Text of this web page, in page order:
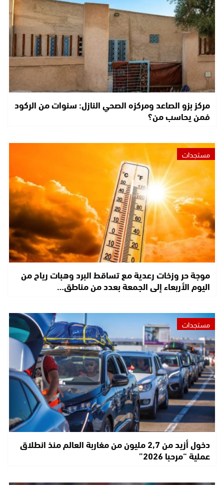
مركز بزو الصاعد ومركزه الصحي النازل: سنوات من الركود
فمن يحاسب من؟
مستجدات
موجة حر وزخات رعدية مع تساقط البرد وهبات رياح من
اليوم الأربعاء إلى الجمعة بعدد من مناطق…
مستجدات
دخول أزيد من 2,7 مليون من مغاربة العالم منذ انطلاق
عملية “مرحبا 2026”